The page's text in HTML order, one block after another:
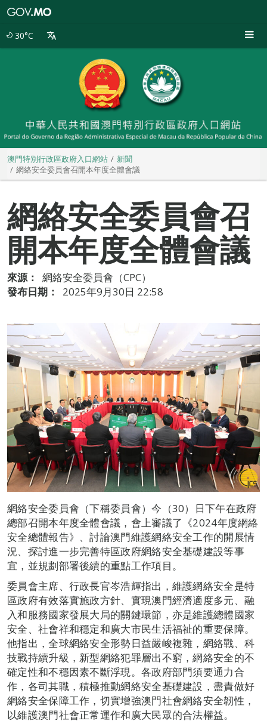
30°C
澳門特別行政區政府入口網站
新聞
網絡安全委員會召開本年度全體會議
網絡安全委員會召
開本年度全體會議
來源：
網絡安全委員會（CPC）
發布日期：
2025年9月30日 22:58
網絡安全委員會（下稱委員會）今（30）日下午在政府
總部召開本年度全體會議，會上審議了《2024年度網絡
安全總體報告》、討論澳門維護網絡安全工作的開展情
況、探討進一步完善特區政府網絡安全基礎建設等事
宜，並規劃部署後續的重點工作項目。
委員會主席、行政長官岑浩輝指出，維護網絡安全是特
區政府有效落實施政方針、實現澳門經濟適度多元、融
入和服務國家發展大局的關鍵環節，亦是維護總體國家
安全、社會祥和穩定和廣大市民生活福祉的重要保障。
他指出，全球網絡安全形勢日益嚴峻複雜，網絡戰、科
技戰持續升級，新型網絡犯罪層出不窮，網絡安全的不
確定性和不穩因素不斷浮現。各政府部門須要通力合
作，各司其職，積極推動網絡安全基礎建設，盡責做好
網絡安全保障工作，切實增強澳門社會網絡安全韌性，
以維護澳門社會正常運作和廣大民眾的合法權益。